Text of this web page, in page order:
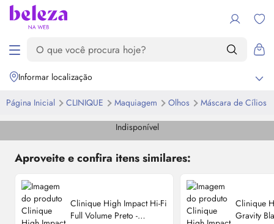
Informar localização
Página Inicial CLINIQUE Maquiagem Olhos
Máscara de Cílios
Indisponível
Aproveite e confira itens similares:
Clinique High Impact Hi-Fi
Full Volume Preto -
Clinique
Gravity